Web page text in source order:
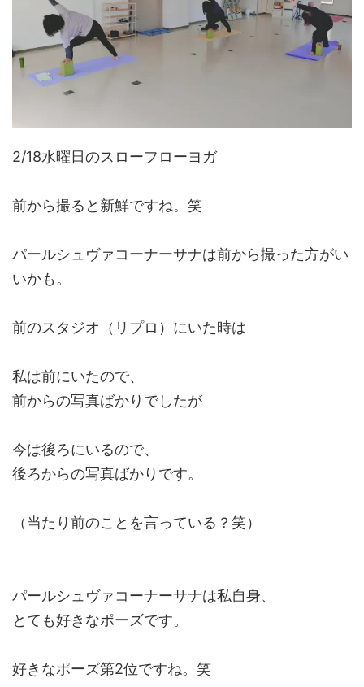
2/18水曜日のスローフローヨガ
前から撮ると新鮮ですね。笑
パールシュヴァコーナーサナは前から撮った方がい
いかも。
前のスタジオ（リプロ）にいた時は
私は前にいたので、
前からの写真ばかりでしたが
今は後ろにいるので、
後ろからの写真ばかりです。
（当たり前のことを言っている？笑）
パールシュヴァコーナーサナは私自身、
とても好きなポーズです。
好きなポーズ第2位ですね。笑